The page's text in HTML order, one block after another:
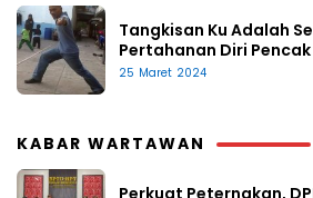
Tangkisan Ku Adalah
Pertahanan Diri
25 Maret 2024
KABAR WARTAWAN
Perkuat Peternakan,